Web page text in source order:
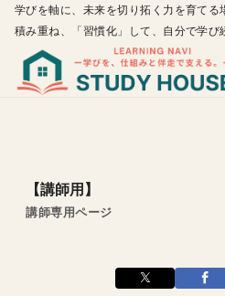
学びを軸に、未来を切り拓く力を育て
積み重ね、「習慣化」して、自分で学び
【講師用】
講師専用ページ